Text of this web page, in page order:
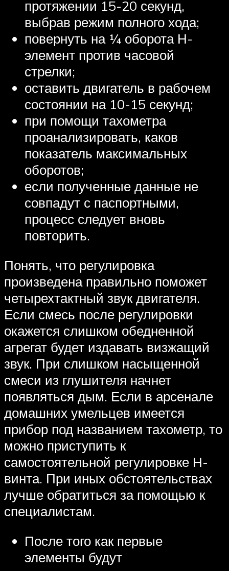
протяжении 15-20 секунд,
выбрав режим полного хода;
повернуть на ¼ оборота Н-
элемент против часовой
стрелки;
оставить двигатель в рабочем
состоянии на 10-15 секунд;
при помощи тахометра
проанализировать, каков
показатель максимальных
оборотов;
если полученные данные не
совпадут с паспортными,
процесс следует вновь
повторить.
Понять, что регулировка
произведена правильно поможет
четырехтактный звук двигателя.
Если смесь после регулировки
окажется слишком обедненной
агрегат будет издавать визжащий
звук. При слишком насыщенной
смеси из глушителя начнет
появляться дым. Если в арсенале
домашних умельцев имеется
прибор под названием тахометр, то
можно приступить к
самостоятельной регулировке Н-
винта. При иных обстоятельствах
лучше обратиться за помощью к
специалистам.
После того как первые
элементы будут